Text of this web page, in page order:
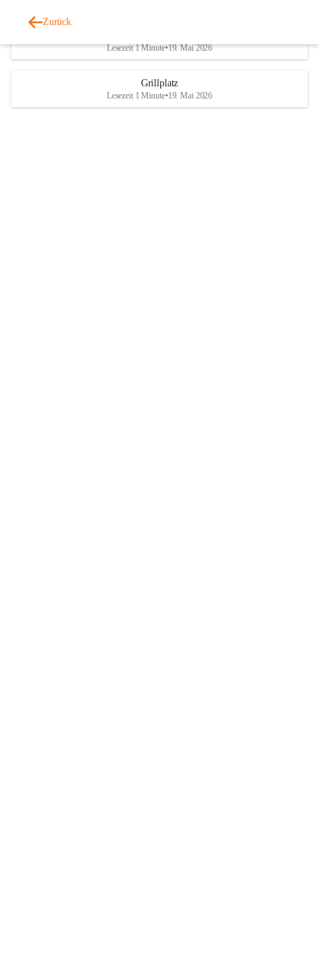
Zurück
Lesezeit 1 Minute•19. Mai 2026
Grillplatz
Lesezeit 1 Minute•19. Mai 2026